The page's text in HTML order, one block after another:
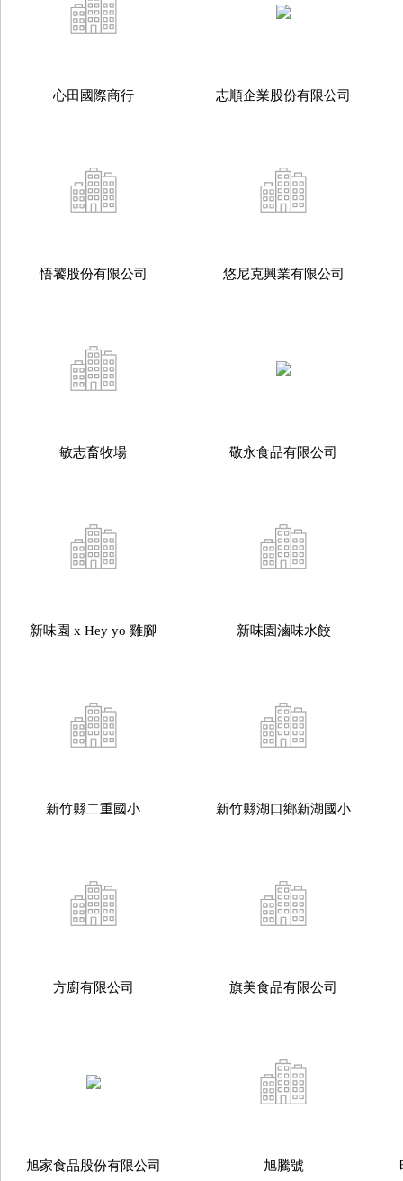
心田國際商行 志順企業股份有限公司
悟饕股份有限公司 悠尼克興業有限公司
敏志畜牧場 敬永食品有限公司
新味園 x Hey yo 雞腳 新味園滷味水餃
新竹縣二重國小 新竹縣湖口鄉新湖國小
方廚有限公司 旗美食品有限公司
旭家食品股份有限公司 旭騰號